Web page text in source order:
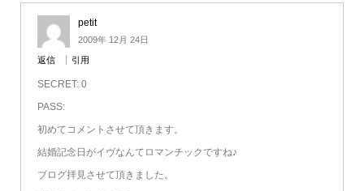
petit
2009年 12月 24日
返信 引用
SECRET: 0
PASS:
初めてコメントさせて頂きます。
結婚記念日がイヴなんてロマンチックですね♪
ブログ拝見させて頂きました。